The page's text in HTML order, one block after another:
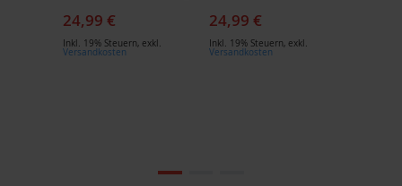
24,99 €
Inkl. 19% Steuern, exkl.
Versandkosten
24,99 €
Inkl. 19% Steuern, exkl.
Versandkosten